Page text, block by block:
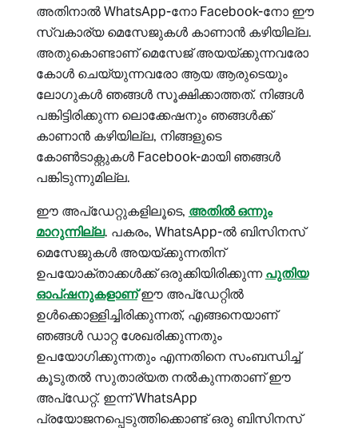
അതിനാൽ WhatsApp-നോ Facebook-നോ ഈ
സ്വകാര്യ മെസേജുകൾ കാണാൻ കഴിയില്ല.
അതുകൊണ്ടാണ് മെസേജ് അയയ്ക്കുന്നവരോ
കോൾ ചെയ്യുന്നവരോ ആയ ആരുടെയും
ലോഗുകൾ ഞങ്ങൾ സൂക്ഷിക്കാത്തത്. നിങ്ങൾ
പങ്കിട്ടിരിക്കുന്ന ലൊക്കേഷനും ഞങ്ങൾക്ക്
കാണാൻ കഴിയില്ല, നിങ്ങളുടെ
കോൺടാക്റ്റുകൾ Facebook-മായി ഞങ്ങൾ
പങ്കിടുന്നുമില്ല.
ഈ അപ്‌ഡേറ്റുകളിലൂടെ, അതിൽ ഒന്നും
മാറുന്നില്ല. പകരം, WhatsApp-ൽ ബിസിനസ്
മെസേജുകൾ അയയ്ക്കുന്നതിന്
ഉപയോക്താക്കൾക്ക് ഒരുക്കിയിരിക്കുന്നപുതിയ
ഓപ്‌ഷനുകളാണ്ഈ അപ്‌ഡേറ്റിൽ
ഉൾക്കൊള്ളിച്ചിരിക്കുന്നത്, എങ്ങനെയാണ്
ഞങ്ങൾ ഡാറ്റ ശേഖരിക്കുന്നതും
ഉപയോഗിക്കുന്നതും എന്നതിനെ സംബന്ധിച്ച്
കൂടുതൽ സുതാര്യത നൽകുന്നതാണ് ഈ
അപ്‌ഡേറ്റ്. ഇന്ന് WhatsApp
പ്രയോജനപ്പെടുത്തിക്കൊണ്ട് ഒരു ബിസിനസ്